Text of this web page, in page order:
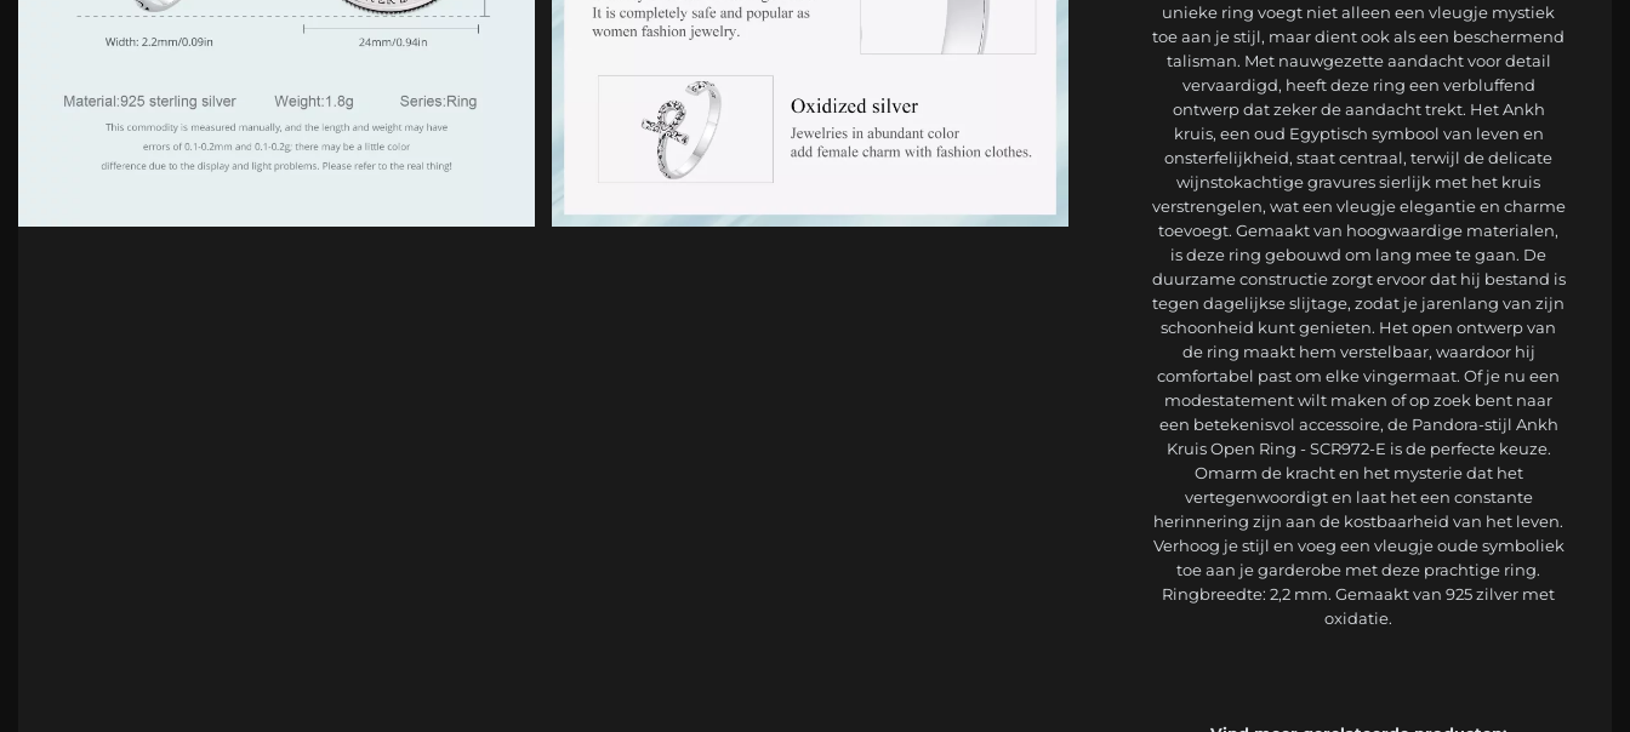
unieke ring voegt niet alleen een vleugje mystiek
toe aan je stijl, maar dient ook als een beschermend
talisman. Met nauwgezette aandacht voor detail
vervaardigd, heeft deze ring een verbluffend
ontwerp dat zeker de aandacht trekt. Het Ankh
kruis, een oud Egyptisch symbool van leven en
onsterfelijkheid, staat centraal, terwijl de delicate
wijnstokachtige gravures sierlijk met het kruis
verstrengelen, wat een vleugje elegantie en charme
toevoegt. Gemaakt van hoogwaardige materialen,
is deze ring gebouwd om lang mee te gaan. De
duurzame constructie zorgt ervoor dat hij bestand is
tegen dagelijkse slijtage, zodat je jarenlang van zijn
schoonheid kunt genieten. Het open ontwerp van
de ring maakt hem verstelbaar, waardoor hij
comfortabel past om elke vingermaat. Of je nu een
modestatement wilt maken of op zoek bent naar
een betekenisvol accessoire, de Pandora-stijl Ankh
Kruis Open Ring - SCR972-E is de perfecte keuze.
Omarm de kracht en het mysterie dat het
vertegenwoordigt en laat het een constante
herinnering zijn aan de kostbaarheid van het leven.
Verhoog je stijl en voeg een vleugje oude symboliek
toe aan je garderobe met deze prachtige ring.
Ringbreedte: 2,2 mm. Gemaakt van 925 zilver met
oxidatie.